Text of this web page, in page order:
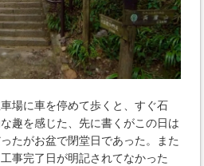
場に車を停めて歩くと、すぐ石
趣を感じた、先に書くがこの日は
たがお盆で閉堂日であった。また
事完了日が明記されてなかった